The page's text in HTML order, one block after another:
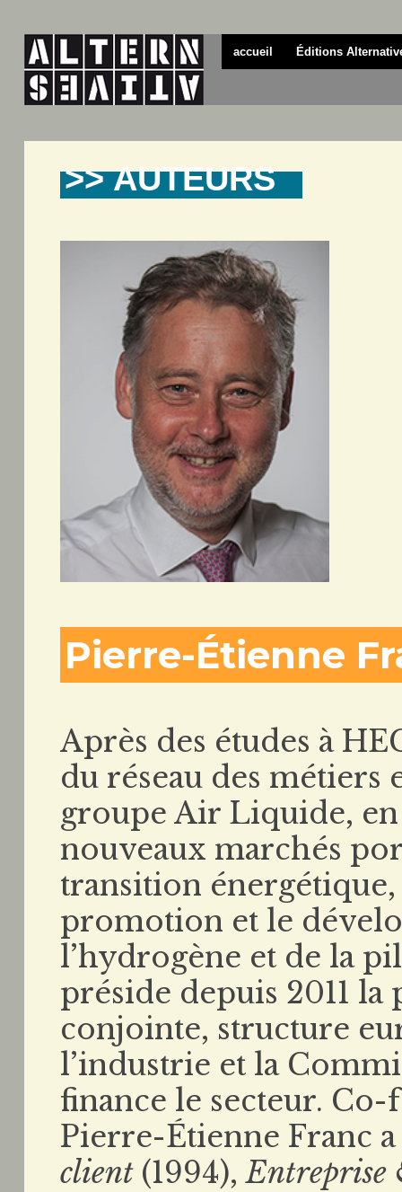
accueil Éditions
>> AUTEURS
Pierre-Étienne
Après des études à
du réseau des métiers
groupe Air Liquide,
nouveaux marchés
transition
promotion et le
l’hydrogène et de la
préside depuis 2011
conjointe, structure
l’industrie et la
finance le secteur.
Pierre-Étienne Franc
client (1994),Entreprise